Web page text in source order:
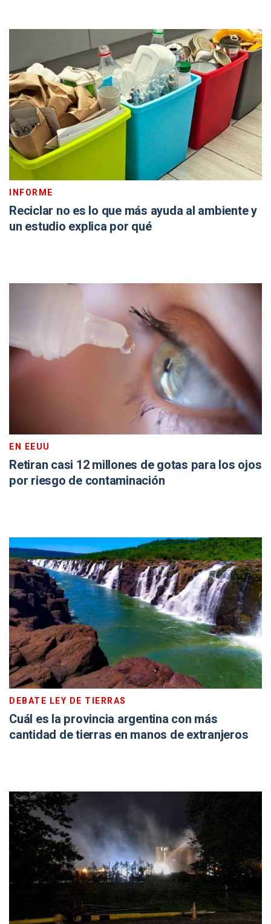
INFORME
Reciclar no es lo que más ayuda al ambiente y
un estudio explica por qué
EN EEUU
Retiran casi 12 millones de gotas para los ojos
por riesgo de contaminación
DEBATE LEY DE TIERRAS
Cuál es la provincia argentina con más
cantidad de tierras en manos de extranjeros